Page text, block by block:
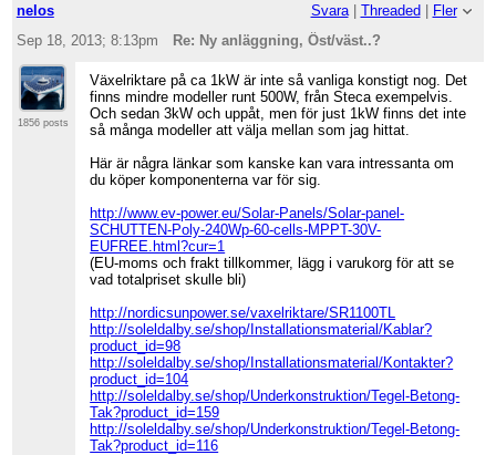
nelos Svara| Threaded
Fler
Sep 18, 2013; 8:13pm
Re: Ny anläggning, Öst/väst..?
1856 posts
Växelriktare på ca 1kW är inte så vanliga konstigt nog. Det
finns mindre modeller runt 500W, från Steca exempelvis.
Och sedan 3kW och uppåt, men för just 1kW finns det inte
så många modeller att välja mellan som jag hittat.
Här är några länkar som kanske kan vara intressanta om
du köper komponenterna var för sig.
http://www.ev-power.eu/Solar-Panels/Solar-panel-
SCHUTTEN-Poly-240Wp-60-cells-MPPT-30V-
EUFREE.html?cur=1
(EU-moms och frakt tillkommer, lägg i varukorg för att se
vad totalpriset skulle bli)
http://nordicsunpower.se/vaxelriktare/SR1100TL
http://soleldalby.se/shop/Installationsmaterial/Kablar?
product_id=98
http://soleldalby.se/shop/Installationsmaterial/Kontakter?
product_id=104
http://soleldalby.se/shop/Underkonstruktion/Tegel-Betong-
Tak?product_id=159
http://soleldalby.se/shop/Underkonstruktion/Tegel-Betong-
Tak?product_id=116